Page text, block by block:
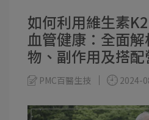
如何利用維生素
血管健康：全面
物、副作用及搭
PMC百醫生技 2024-